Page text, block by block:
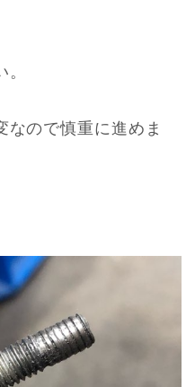
なので慎重に進めま